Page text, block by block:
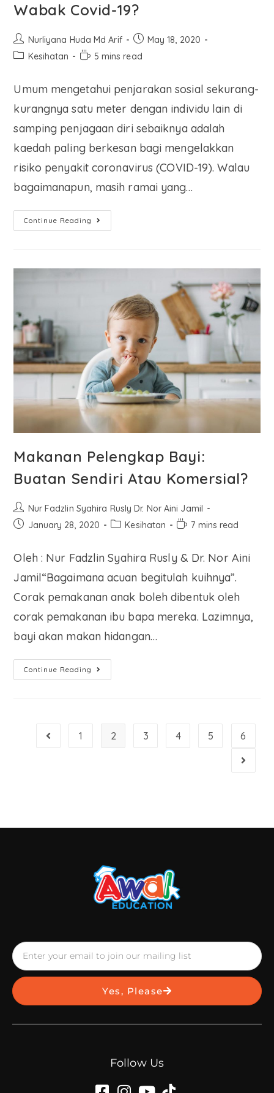
Wabak Covid-19?
Nurliyana Huda Md Arif
May 18, 2020
Kesihatan
5 mins read
Umum mengetahui penjarakan sosial sekurang-
kurangnya satu meter dengan individu lain di
samping penjagaan diri sebaiknya adalah
kaedah paling berkesan bagi mengelakkan
risiko penyakit coronavirus (COVID-19). Walau
bagaimanapun, masih ramai yang…
Continue Reading
Makanan Pelengkap Bayi:
Buatan Sendiri Atau Komersial?
Nur Fadzlin Syahira Rusly Dr. Nor Aini Jamil
January 28, 2020
Kesihatan 7 mins read
Oleh : Nur Fadzlin Syahira Rusly & Dr. Nor Aini
Jamil“Bagaimana acuan begitulah kuihnya”.
Corak pemakanan anak boleh dibentuk oleh
corak pemakanan ibu bapa mereka. Lazimnya,
bayi akan makan hidangan…
Continue Reading
1 2 3 4 5 6
Yes, Please
Follow Us